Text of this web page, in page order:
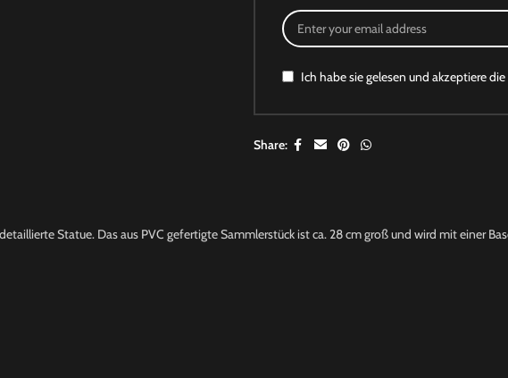
Ich habe sie gelesen und akzeptiere die
Share:
Statue. Das aus PVC gefertigte Sammlerstück ist ca. 28 cm groß und wird mit einer